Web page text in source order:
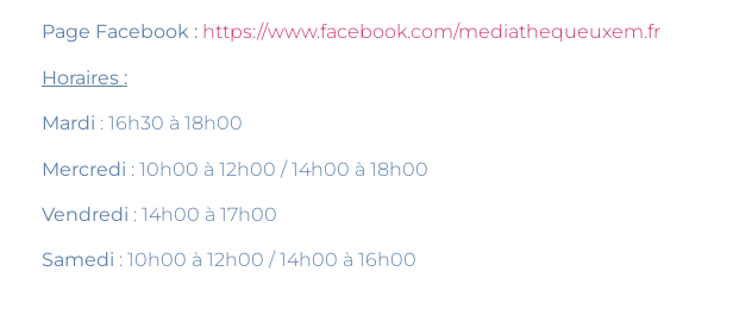
Page Facebook : https://www.facebook.com/mediathequeuxem.fr
Horaires :
Mardi : 16h30 à 18h00
Mercredi : 10h00 à 12h00 / 14h00 à 18h00
Vendredi : 14h00 à 17h00
Samedi : 10h00 à 12h00 / 14h00 à 16h00